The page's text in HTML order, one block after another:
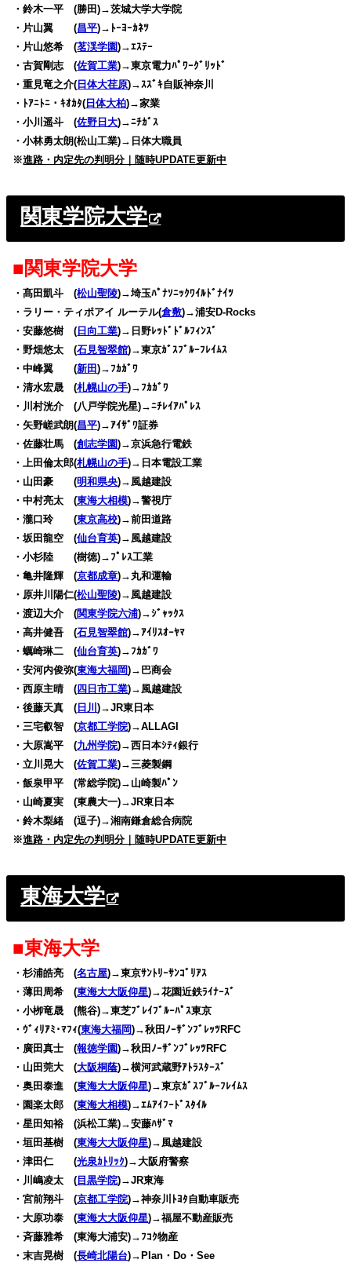
・鈴木一平 (勝田)→茨城大学大学院
・片山翼 (昌平)→ﾄｰﾖｰｶﾈﾂ
・片山悠希 (茗渓学園)→ｴｽﾃｰ
・古賀剛志 (佐賀工業)→東京電力ﾊﾟﾜｰｸﾞﾘｯﾄﾞ
・重見竜之介( 日体大荏原)→ｽｽﾞｷ自販神奈川
・ﾄｱﾆﾄﾆ・ｷｵｶﾀ( 日体大柏)→家業
・小川遥斗 (佐野日大)→ﾆﾁｶﾞｽ
・小林勇太朗(松山工業)→日体大職員
※進路・内定先の判明分｜随時UPDATE更新中
関東学院大学
■関東学院大学
・髙田凱斗 (松山聖陵)→埼玉ﾊﾟﾅｿﾆｯｸﾜｲﾙﾄﾞﾅｲﾂ
・ラリー・ティポアイ ルーテル(倉敷)→浦安D-Rocks
・安藤悠樹 ( 日向工業)→日野ﾚｯﾄﾞﾄﾞﾙﾌｨﾝｽﾞ
・野畑悠太 (石見智翠館)→東京ｶﾞｽﾌﾞﾙｰﾌﾚｲﾑｽ
・中峰翼 (新田)→ﾌｶｶﾞﾜ
・清水宏晟 (札幌山の手)→ﾌｶｶﾞﾜ
・川村洸介 (八戸学院光星)→ﾆﾁﾚｲｱﾊﾟﾚｽ
・矢野嵯武朗(昌平)→ｱｲｻﾞﾜ証券
・佐藤壮馬 (創志学園)→京浜急行電鉄
・上田倫太郎(札幌山の手)→日本電設工業
・山田豪 (明和県央)→風越建設
・中村亮太 (東海大相模)→警視庁
・瀧口玲 (東京高校)→前田道路
・坂田龍空 (仙台育英)→風越建設
・小杉陸 (樹徳)→ﾌﾟﾚｽ工業
・亀井隆輝 (京都成章)→丸和運輸
・原井川陽仁(松山聖陵)→風越建設
・渡辺大介 (関東学院六浦)→ｼﾞｬｯｸｽ
・高井健吾 (石見智翠館)→ｱｲﾘｽｵｰﾔﾏ
・蠣崎琳二 (仙台育英)→ﾌｶｶﾞﾜ
・安河内俊弥(東海大福岡)→巴商会
・西原主晴 ( 四日市工業)→風越建設
・後藤天真 ( 日川)→JR東日本
・三宅叡智 (京都工学院)→ALLAGI
・大原嵩平 (九州学院)→西日本ｼﾃｨ銀行
・立川晃大 (佐賀工業)→三菱製鋼
・飯泉甲平 (常総学院)→山崎製ﾊﾟﾝ
・山崎夏実 (東農大一)→JR東日本
・鈴木梨緒 (逗子)→湘南鎌倉総合病院
※進路・内定先の判明分｜随時UPDATE更新中
東海大学
■東海大学
・杉浦皓亮 (名古屋)→東京ｻﾝﾄﾘｰｻﾝｺﾞﾘｱｽ
・薄田周希 (東海大大阪仰星)→花園近鉄ﾗｲﾅｰｽﾞ
・小栁竜晟 (熊谷)→東芝ﾌﾞﾚｲﾌﾞﾙｰﾊﾟｽ東京
・ｳﾞｨﾘｱﾐ･ﾏﾌｨ(東海大福岡)→秋田ﾉｰｻﾞﾝﾌﾞﾚｯﾂRFC
・廣田真士 (報徳学園)→秋田ﾉｰｻﾞﾝﾌﾞﾚｯﾂRFC
・山田莞大 (大阪桐蔭)→横河武蔵野ｱﾄﾗｽﾀｰｽﾞ
・奥田泰進 (東海大大阪仰星)→東京ｶﾞｽﾌﾞﾙｰﾌﾚｲﾑｽ
・園楽太郎 (東海大相模)→ｴﾑｱｲﾌｰﾄﾞｽﾀｲﾙ
・星田知裕 (浜松工業)→安藤ﾊｻﾞﾏ
・垣田基樹 (東海大大阪仰星)→風越建設
・津田仁 (光泉ｶﾄﾘｯｸ)→大阪府警察
・川嶋凌太 ( 目黒学院)→JR東海
・宮前翔斗 (京都工学院)→神奈川ﾄﾖﾀ自動車販売
・大原功泰 (東海大大阪仰星)→福屋不動産販売
・斉藤雅希 (東海大浦安)→ﾌｺｸ物産
・末吉晃樹 (長崎北陽台)→Plan・Do・See